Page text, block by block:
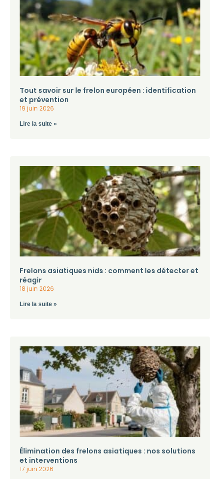
Tout savoir sur le frelon européen : identification
et prévention
19 juin 2026
Lire la suite »
Frelons asiatiques nids : comment les détecter et
réagir
18 juin 2026
Lire la suite »
Élimination des frelons asiatiques : nos solutions
et interventions
17 juin 2026